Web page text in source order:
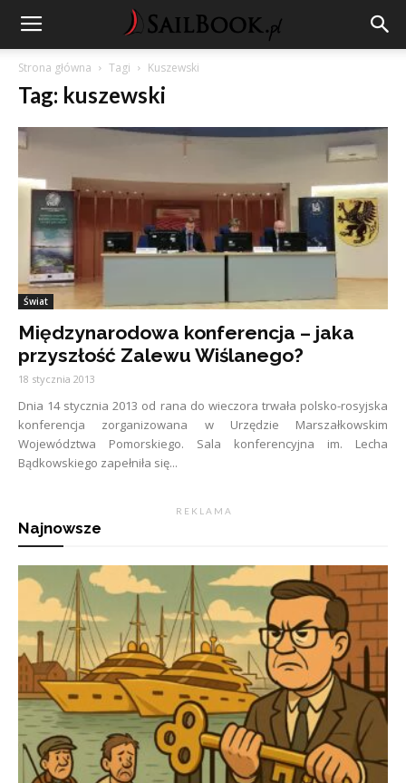
Strona główna Tagi Kuszewski
Tag: kuszewski
Świat
Międzynarodowa konferencja – jaka
przyszłość Zalewu Wiślanego?
18 stycznia 2013
Dnia 14 stycznia 2013 od rana do wieczora trwała polsko-rosyjska
konferencja zorganizowana w Urzędzie Marszałkowskim
Województwa Pomorskiego. Sala konferencyjna im. Lecha
Bądkowskiego zapełniła się...
R E K L A M A
Najnowsze